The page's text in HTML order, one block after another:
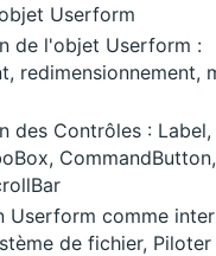
Userform
de l'objet Userform :
redimensionnement,
des Contrôles : Label,
CommandButton,
Userform comme
de fichier,